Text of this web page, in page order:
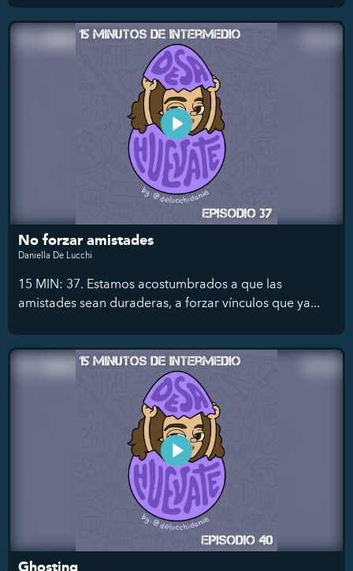
No forzar amistades
Daniella De Lucchi
15 MIN: 37. Estamos acostumbrados a que las
amistades sean duraderas, a forzar vínculos que ya...